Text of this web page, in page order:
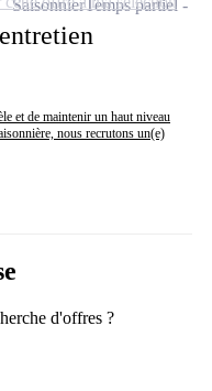
et de maintenir un haut niveau
nous recrutons un(e)
SaisonnierTemps partiel
d'offres ?